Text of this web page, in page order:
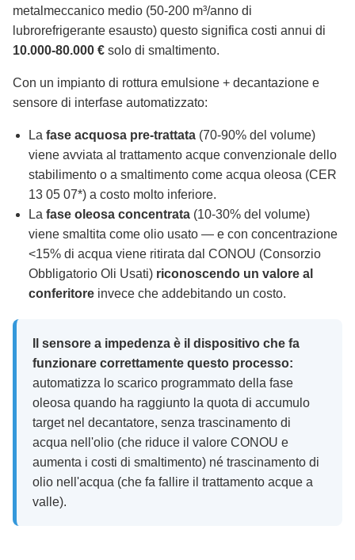
metalmeccanico medio (50-200 m³/anno di
lubrorefrigerante esausto) questo significa costi annui di
10.000-80.000 € solo di smaltimento.
Con un impianto di rottura emulsione + decantazione e
sensore di interfase automatizzato:
La fase acquosa pre-trattata (70-90% del volume)
viene avviata al trattamento acque convenzionale dello
stabilimento o a smaltimento come acqua oleosa (CER
13 05 07*) a costo molto inferiore.
La fase oleosa concentrata (10-30% del volume)
viene smaltita come olio usato — e con concentrazione
<15% di acqua viene ritirata dal CONOU (Consorzio
Obbligatorio Oli Usati) riconoscendo un valore al
conferitore invece che addebitando un costo.
Il sensore a impedenza è il dispositivo che fa
funzionare correttamente questo processo:
automatizza lo scarico programmato della fase
oleosa quando ha raggiunto la quota di accumulo
target nel decantatore, senza trascinamento di
acqua nell'olio (che riduce il valore CONOU e
aumenta i costi di smaltimento) né trascinamento di
olio nell'acqua (che fa fallire il trattamento acque a
valle).